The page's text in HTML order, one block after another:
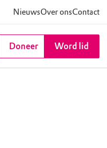
NieuwsOver onsContact
Doneer Word lid